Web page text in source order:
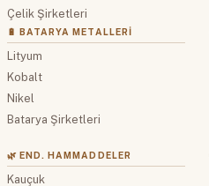
Çelik Şirketleri
🔋 BATARYA METALLERI
Lityum
Kobalt
Nikel
Batarya Şirketleri
🌿 END. HAMMADDELER
Kauçuk